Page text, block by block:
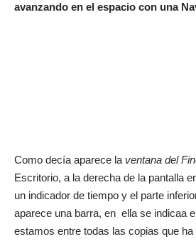
avanzando en el espacio con una
Como decía aparece la ventana del
Escritorio, a la derecha de la pantalla
un indicador de tiempo y el parte
aparece una barra, en ella se indicaa
estamos entre todas las copias que ha